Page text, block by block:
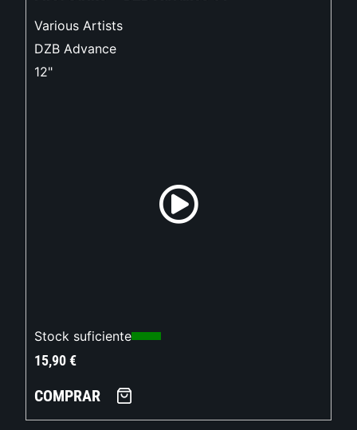
Various Artists
DZB Advance
12"
Stock suficiente
15,90€
COMPRAR